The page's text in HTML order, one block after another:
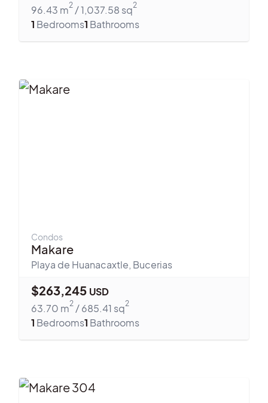
96.43 m2 /1,037.58 sq2
1 Bedrooms1 Bathrooms
Condos
Makare
Playa de Huanacaxtle, Bucerias
$263,245 USD
63.70 m2 /685.41 sq2
1 Bedrooms1 Bathrooms